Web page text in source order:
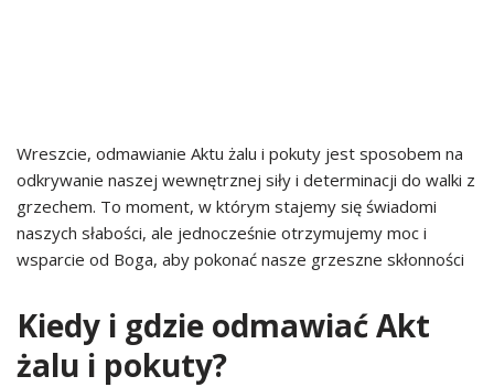
Wreszcie, odmawianie Aktu żalu i pokuty jest sposobem na
odkrywanie naszej wewnętrznej siły i determinacji do walki z
grzechem. To moment, w którym stajemy się świadomi
naszych słabości, ale jednocześnie otrzymujemy moc i
wsparcie od Boga, aby pokonać nasze grzeszne skłonności
Kiedy i gdzie odmawiać Akt
żalu i pokuty?